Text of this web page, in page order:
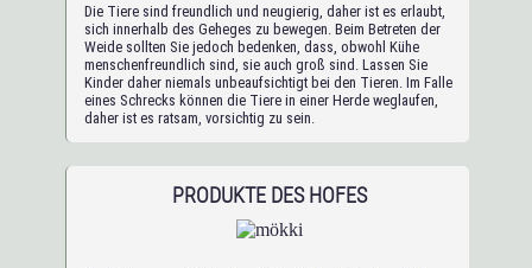
Die Tiere sind freundlich und neugierig, daher ist es erlaubt,
sich innerhalb des Geheges zu bewegen. Beim Betreten der
Weide sollten Sie jedoch bedenken, dass, obwohl Kühe
menschenfreundlich sind, sie auch groß sind. Lassen Sie
Kinder daher niemals unbeaufsichtigt bei den Tieren. Im Falle
eines Schrecks können die Tiere in einer Herde weglaufen,
daher ist es ratsam, vorsichtig zu sein.
PRODUKTE DES HOFES